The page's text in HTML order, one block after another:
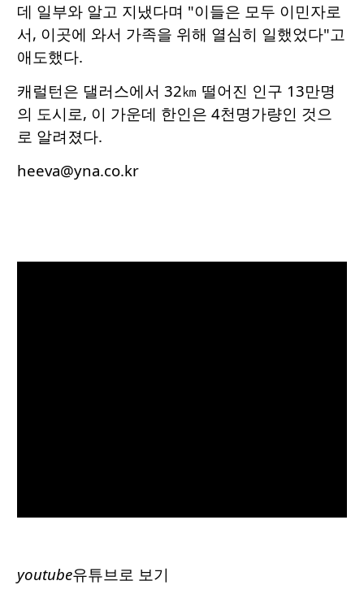
데 일부와 알고 지냈다며 "이들은 모두 이민자로
서, 이곳에 와서 가족을 위해 열심히 일했었다"고
애도했다.
캐럴턴은 댈러스에서 32㎞ 떨어진 인구 13만명
의 도시로, 이 가운데 한인은 4천명가량인 것으
로 알려졌다.
heeva@yna.co.kr
youtube유튜브로 보기